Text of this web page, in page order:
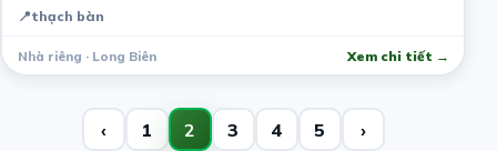
📍thạch bàn
Nhà riêng · Long Biên Xem chi tiết →
‹ 1 2 3 4 5 ›